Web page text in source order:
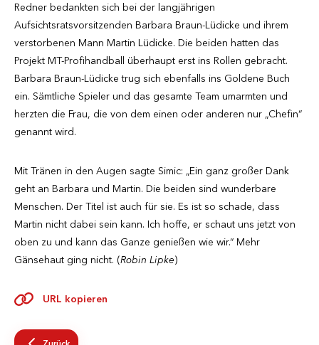
Redner bedankten sich bei der langjährigen
Aufsichtsratsvorsitzenden Barbara Braun-Lüdicke und ihrem
verstorbenen Mann Martin Lüdicke. Die beiden hatten das
Projekt MT-Profihandball überhaupt erst ins Rollen gebracht.
Barbara Braun-Lüdicke trug sich ebenfalls ins Goldene Buch
ein. Sämtliche Spieler und das gesamte Team umarmten und
herzten die Frau, die von dem einen oder anderen nur „Chefin“
genannt wird.
Mit Tränen in den Augen sagte Simic: „Ein ganz großer Dank
geht an Barbara und Martin. Die beiden sind wunderbare
Menschen. Der Titel ist auch für sie. Es ist so schade, dass
Martin nicht dabei sein kann. Ich hoffe, er schaut uns jetzt von
oben zu und kann das Ganze genießen wie wir.“ Mehr
Gänsehaut ging nicht. (Robin Lipke)
URL kopieren